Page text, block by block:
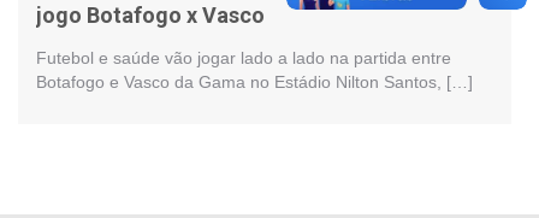
jogo Botafogo x Vasco
Futebol e saúde vão jogar lado a lado na partida entre
Botafogo e Vasco da Gama no Estádio Nilton Santos, […]